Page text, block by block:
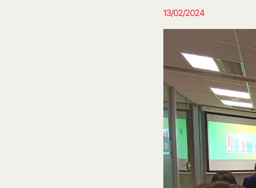
13/02/2024